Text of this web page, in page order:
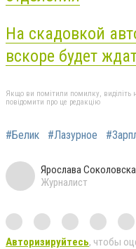
На скадовкой
вскоре будет
Якщо ви помітили помилку, виділіть
повідомити про це редакцію
#Белик #Лазурное
Ярослава
Журналист
Авторизируйтесь, чтобы